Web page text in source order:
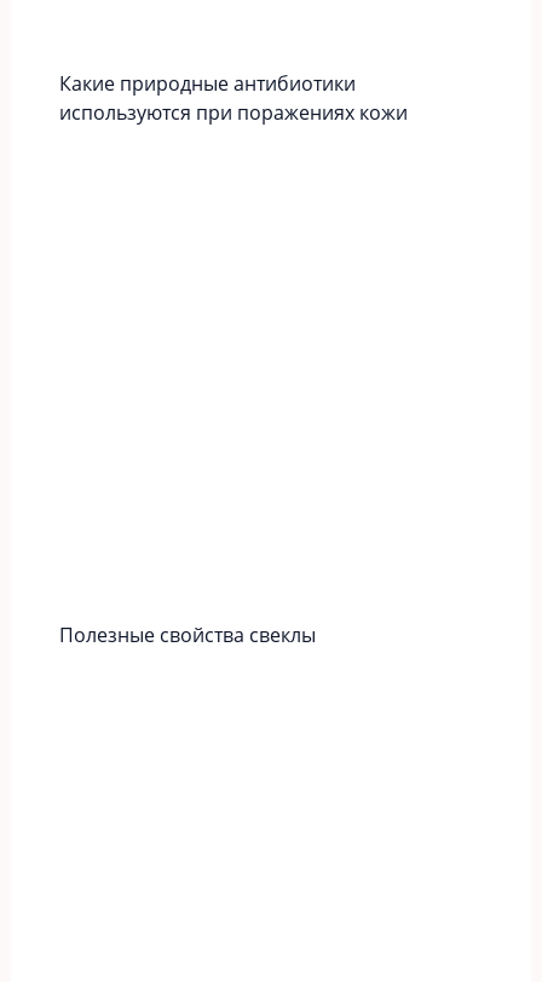
Какие природные антибиотики
используются при поражениях кожи
Полезные свойства свеклы